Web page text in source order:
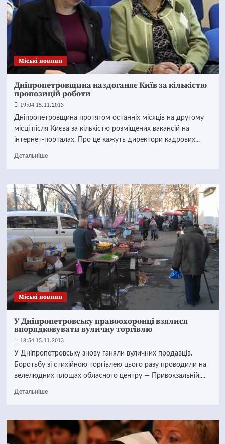
Mіські новини
Дніпропетровщина наздоганяє Київ за кількістю
пропозицій роботи
19:04 15.11.2013
Дніпропетровщина протягом останніх місяців на другому
місці після Києва за кількістю розміщених вакансій на
інтернет-порталах. Про це кажуть директори кадрових...
Детальніше
Mіські новини
У Дніпропетровську правоохоронці взялися
впорядковувати вуличну торгівлю
18:54 15.11.2013
У Дніпропетровську знову ганяли вуличних продавців.
Боротьбу зі стихійною торгівлею цього разу проводили на
велелюдних площах обласного центру — Привокзальній,...
Детальніше